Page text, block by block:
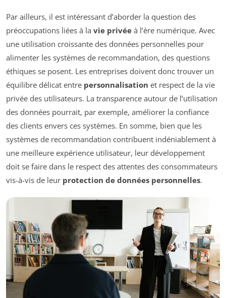
Par ailleurs, il est intéressant d’aborder la question des
préoccupations liées à la vie privée à l’ère numérique. Avec
une utilisation croissante des données personnelles pour
alimenter les systèmes de recommandation, des questions
éthiques se posent. Les entreprises doivent donc trouver un
équilibre délicat entre personnalisation et respect de la vie
privée des utilisateurs. La transparence autour de l’utilisation
des données pourrait, par exemple, améliorer la confiance
des clients envers ces systèmes. En somme, bien que les
systèmes de recommandation contribuent indéniablement à
une meilleure expérience utilisateur, leur développement
doit se faire dans le respect des attentes des consommateurs
vis-à-vis de leur protection de données personnelles.